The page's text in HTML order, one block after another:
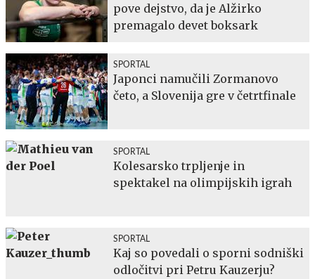
pove dejstvo, da je Alžirko
premagalo devet boksark
SPORTAL
Japonci namučili Zormanovo
četo, a Slovenija gre v četrtfinale
SPORTAL
Kolesarsko trpljenje in
spektakel na olimpijskih igrah
SPORTAL
Kaj so povedali o sporni sodniški
odločitvi pri Petru Kauzerju?